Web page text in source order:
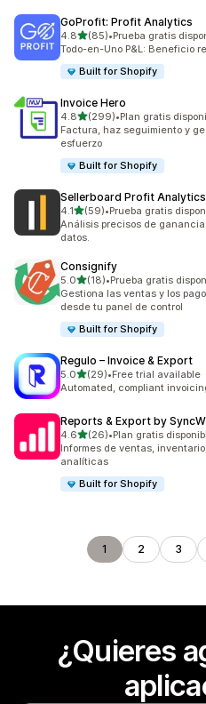
GoProfit: Profit Analytics
4.8de 5 estrellas
(85)
85 reseñas en total
•Prueba gratis
Todo-en-Uno P&L: Beneficio
Built for Shopify
Invoice Hero
4.8de 5 estrellas
(299)
299 reseñas en total
•Plan gratis
Factura, haz seguimiento y
esfuerzo
Built for Shopify
Sellerboard Profit Analytics
4.1de 5 estrellas
(59)
59 reseñas en total
•Prueba gratis
Análisis precisos de
datos.
Consignify
5.0de 5 estrellas
(18)
18 reseñas en total
•Prueba gratis
Gestiona las ventas y los
desde tu panel de control
Built for Shopify
Regulo – Invoice & Export
5.0de 5 estrellas
(29)
29 reseñas en total
•Free trial available
Automated, compliant
Reports & Export by
4.6de 5 estrellas
(26)
26 reseñas en total
•Plan gratis
Informes de ventas,
analíticas
Built for Shopify
1 2 3
¿Quieres